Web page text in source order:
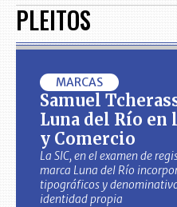
PLEITOS
MARCAS
Samuel
Luna del Río
y Comercio
La SIC, en el examen de
marca Luna del Río
tipográficos y
identidad propia